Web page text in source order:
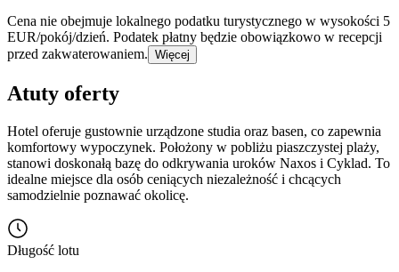
Cena nie obejmuje lokalnego podatku turystycznego w wysokości 5
EUR/pokój/dzień. Podatek płatny będzie obowiązkowo w recepcji
przed zakwaterowaniem. Więcej
Atuty oferty
Hotel oferuje gustownie urządzone studia oraz basen, co zapewnia
komfortowy wypoczynek. Położony w pobliżu piaszczystej plaży,
stanowi doskonałą bazę do odkrywania uroków Naxos i Cyklad. To
idealne miejsce dla osób ceniących niezależność i chcących
samodzielnie poznawać okolicę.
Długość lotu